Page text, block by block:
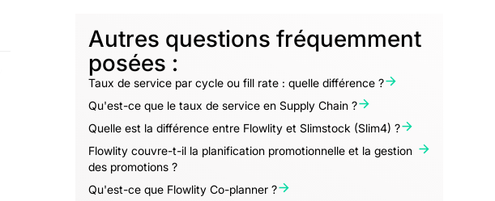
Autres questions fréquemment
posées :
Taux de service par cycle ou fill rate : quelle différence ?
Qu'est-ce que le taux de service en Supply Chain ?
Quelle est la différence entre Flowlity et Slimstock (Slim4) ?
Flowlity couvre-t-il la planification promotionnelle et la gestion
des promotions ?
Qu'est-ce que Flowlity Co-planner ?